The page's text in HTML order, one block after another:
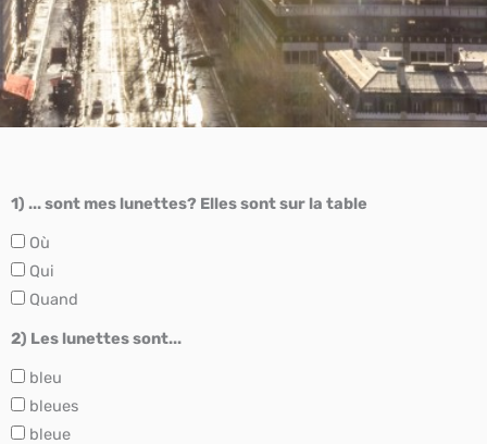
1) ... sont mes lunettes? Elles sont sur la table
Où
Qui
Quand
2) Les lunettes sont...
bleu
bleues
bleue